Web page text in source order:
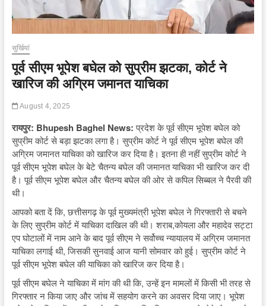
सुर्खियां
पूर्व सीएम भूपेश बघेल को सुप्रीम झटका, कोर्ट ने
खारिज की अग्रिम जमानत याचिका
August 4, 2025
रायपुर: Bhupesh Baghel News:प्रदेश के पूर्व सीएम भूपेश बघेल को
सुप्रीम कोर्ट से बड़ा झटका लगा है। सुप्रीम कोर्ट ने पूर्व सीएम भूपेश बघेल की
अग्रिम जमानत याचिका को खारिज कर दिया है। इतना ही नहीं सुप्रीम कोर्ट ने
पूर्व सीएम भूपेश बघेल के बेटे चैतन्य बघेल की जमानत याचिका भी खारिज कर दी
है। पूर्व सीएम भूपेश बघेल और चैतन्य बघेल की ओर से कपिल सिब्बल ने पैरवी की
थी।
आपको बता दें कि, छत्तीसगढ़ के पूर्व मुख्यमंत्री भूपेश बघेल ने गिरफ्तारी से बचने
के लिए सुप्रीम कोर्ट में याचिका दाखिल की थी। शराब,कोयला और महादेव सट्टा
एप घोटालों में नाम आने के बाद पूर्व सीएम ने सर्वोच्च न्यायालय में अग्रिम जमानत
याचिका लगाई थी, जिसकी सुनवाई आज यानी सोमवार को हुई। सुप्रीम कोर्ट ने
पूर्व सीएम भूपेश बघेल की याचिका को खारिज कर दिया है।
पूर्व सीएम बघेल ने याचिका में मांग की थी कि, उन्हें इन मामलों में किसी भी तरह से
गिरफ्तार न किया जाए और जांच में सहयोग करने का अवसर दिया जाए। भूपेश